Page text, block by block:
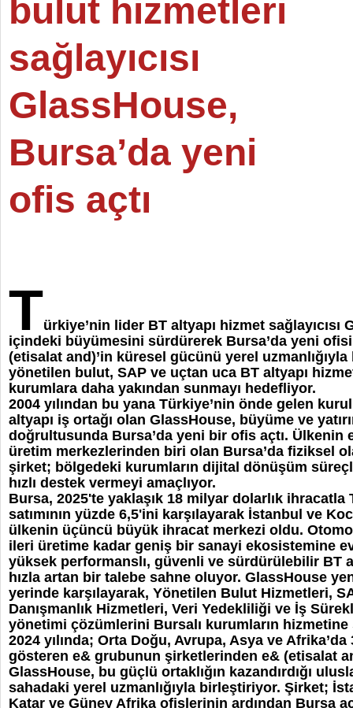
bulut hizmetleri
sağlayıcısı
GlassHouse,
Bursa’da yeni
ofis açtı
Türkiye’nin lider BT altyapı hizmet sağlayıcısı
içindeki büyümesini sürdürerek Bursa’da yeni
(etisalat and)’in küresel gücünü yerel
yönetilen bulut, SAP ve uçtan uca BT altyapı
kurumlara daha yakından sunmayı hedefliyor.
2004 yılından bu yana Türkiye’nin önde gelen
altyapı iş ortağı olan GlassHouse, büyüme ve
doğrultusunda Bursa’da yeni bir ofis açtı. Ülkenin
üretim merkezlerinden biri olan Bursa’da fiziksel
şirket; bölgedeki kurumların dijital dönüşüm
hızlı destek vermeyi amaçlıyor.
Bursa, 2025'te yaklaşık 18 milyar dolarlık ihracatla
satımının yüzde 6,5'ini karşılayarak İstanbul ve
ülkenin üçüncü büyük ihracat merkezi oldu.
ileri üretime kadar geniş bir sanayi ekosistemine
yüksek performanslı, güvenli ve sürdürülebilir BT
hızla artan bir talebe sahne oluyor. GlassHouse
yerinde karşılayarak, Yönetilen Bulut Hizmetleri,
Danışmanlık Hizmetleri, Veri Yedekliliği ve İş
yönetimi çözümlerini Bursalı kurumların hizmetine
2024 yılında; Orta Doğu, Avrupa, Asya ve
gösteren e& grubunun şirketlerinden e& (etisalat
GlassHouse, bu güçlü ortaklığın kazandırdığı
sahadaki yerel uzmanlığıyla birleştiriyor. Şirket;
Katar ve Güney Afrika ofislerinin ardından Bursa